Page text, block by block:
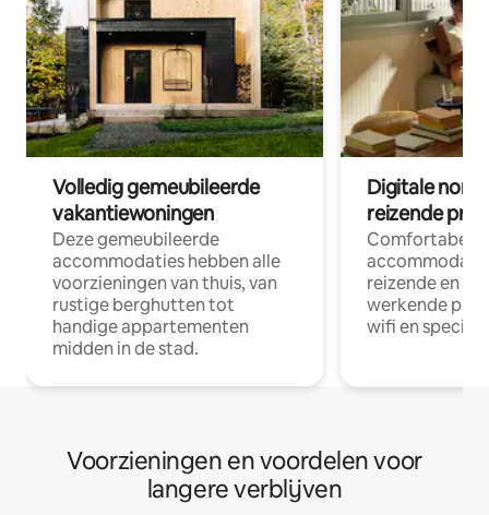
Volledig gemeubileerde
vakantiewoningen
Deze gemeubileerde
accommodaties hebben alle
voorzieningen van thuis, van
rustige berghutten tot
handige appartementen
midden in de stad.
Digitale
reizende
Comfortabele
reizende en
werkende
wifi en
Voorzieningen en voordelen voor
langere verblijven